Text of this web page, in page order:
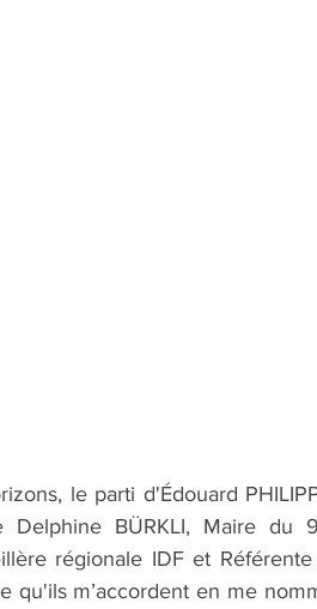
le parti d'Édouard
Delphine BÜRKLI, Maire du
régionale IDF et
qu'ils m’accordent en me